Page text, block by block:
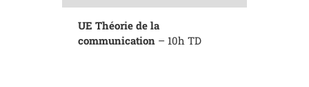
UE Théorie de la
communication – 10h TD